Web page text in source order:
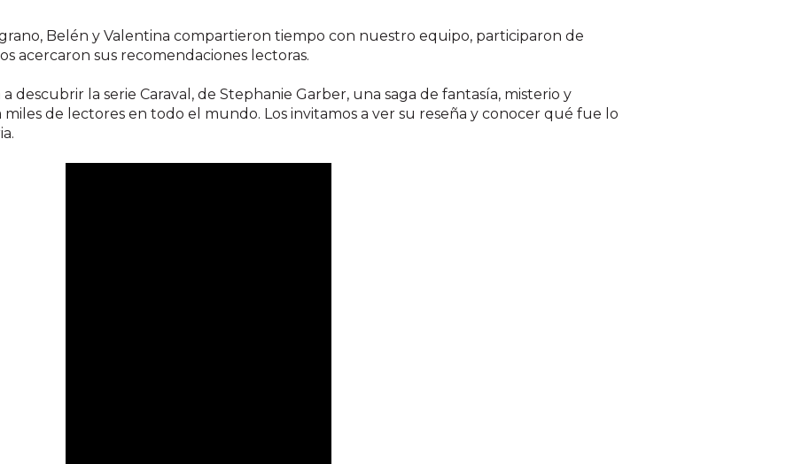
Belén y Valentina compartieron tiempo con nuestro equipo, participaron de
acercaron sus recomendaciones lectoras.
descubrir la serie Caraval, de Stephanie Garber, una saga de fantasía, misterio y
de lectores en todo el mundo. Los invitamos a ver su reseña y conocer qué fue lo